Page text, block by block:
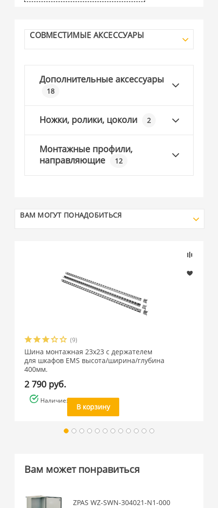
СОВМЕСТИМЫЕ АКСЕССУАРЫ
Дополнительные аксессуары
18
Ножки, ролики, цоколи 2
Монтажные профили,
направляющие
12
ВАМ МОГУТ ПОНАДОБИТЬСЯ
(9)
Шина монтажная 23х23 с держателем
для шкафов EMS высота/ширина/глубина
400мм.
2 790 руб.
Наличие: много
В корзину
Вам может понравиться
ZPAS WZ-SWN-304021-N1-000